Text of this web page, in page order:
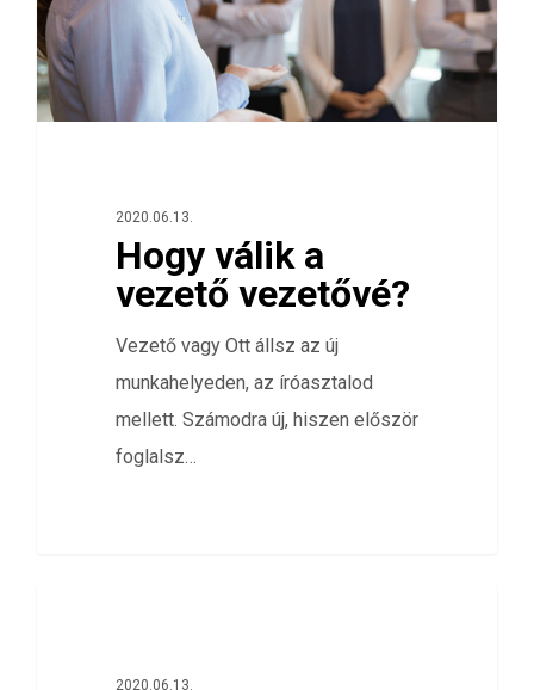
2020.06.13.
Hogy válik a
vezető vezetővé?
Vezető vagy Ott állsz az új
munkahelyeden, az íróasztalod
mellett. Számodra új, hiszen először
foglalsz…
2020.06.13.